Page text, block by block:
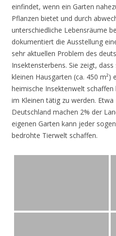
einfindet, wenn ein Garten
Pflanzen bietet und durch
unterschiedliche Lebensräume
dokumentiert die Ausstellung
sehr aktuellen Problem des
Insektensterbens. Sie zeigt,
kleinen Hausgarten (ca. 450 m²)
heimische Insektenwelt
im Kleinen tätig zu werden. Etwa
Deutschland machen 2% der
eigenen Garten kann jeder
bedrohte Tierwelt schaffen.